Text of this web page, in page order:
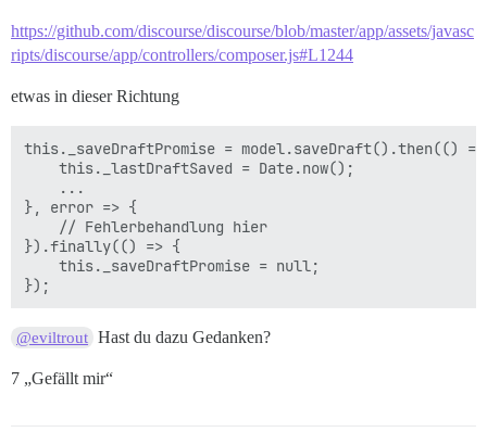
https://github.com/discourse/discourse/blob/master/app/assets/javasc
ripts/discourse/app/controllers/composer.js#L1244
etwas in dieser Richtung
this._saveDraftPromise = model.saveDraft().then(()
    this._lastDraftSaved = Date.now();
    ...
}, error => {
    // Fehlerbehandlung hier
}).finally(() => {
    this._saveDraftPromise = null;
@eviltrout Hast du dazu Gedanken?
7 „Gefällt mir“